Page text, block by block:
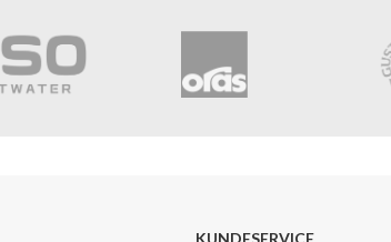
KUNDESERVICE